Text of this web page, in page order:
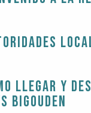
llegar y
Bigouden
l'Abbé